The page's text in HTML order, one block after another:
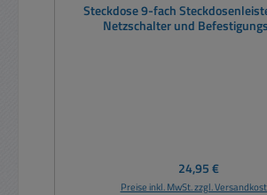
Steckdose 9-fach
Netzschalter und
Regulärer Preis:
24,95 €
Preise inkl. MwSt. zzgl.